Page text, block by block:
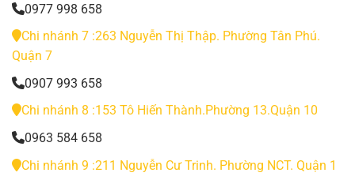
0977 998 658
Chi nhánh 7 :263 Nguyễn Thị Thập. Phường Tân Phú.
Quận 7
0907 993 658
Chi nhánh 8 :153 Tô Hiến Thành.Phường 13.Quận 10
0963 584 658
Chi nhánh 9 :211 Nguyễn Cư Trinh. Phường NCT. Quận 1